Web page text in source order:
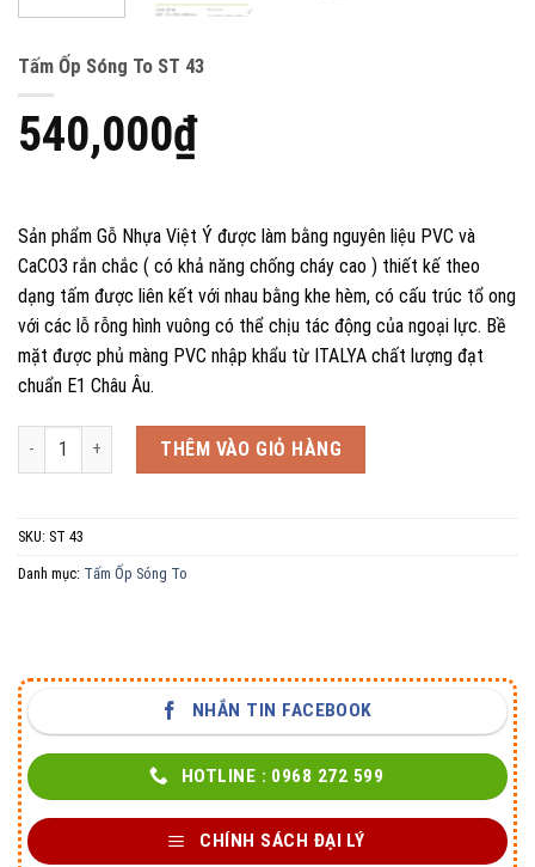
Tấm Ốp Sóng To ST 43
540,000₫
Sản phẩm Gỗ Nhựa Việt Ý được làm bằng nguyên liệu PVC và
CaCO3 rắn chắc ( có khả năng chống cháy cao ) thiết kế theo
dạng tấm được liên kết với nhau bằng khe hèm, có cấu trúc tổ ong
với các lỗ rỗng hình vuông có thể chịu tác động của ngoại lực. Bề
mặt được phủ màng PVC nhập khẩu từ ITALYA chất lượng đạt
chuẩn E1 Châu Âu.
Tấm Ốp Sóng To ST 43 số lượngTHÊM VÀO GIỎ HÀNG
SKU: ST 43
Danh mục: Tấm Ốp Sóng To
NHẮN TIN FACEBOOK
HOTLINE : 0968 272 599
CHÍNH SÁCH ĐẠI LÝ